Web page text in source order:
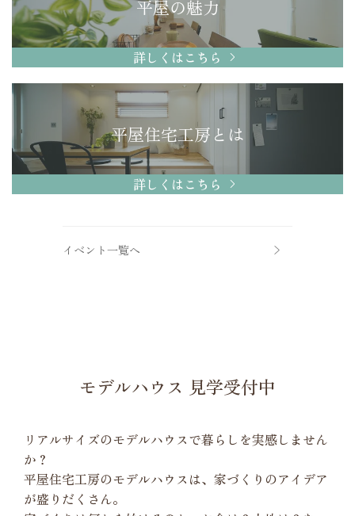
平屋の魅力
詳しくはこちら
平屋住宅工房とは
詳しくはこちら
イベント一覧へ
モデルハウス 見学受付中
リアルサイズのモデルハウスで暮らしを実感しません
か？
平屋住宅工房のモデルハウスは、家づくりのアイデア
が盛りだくさん。